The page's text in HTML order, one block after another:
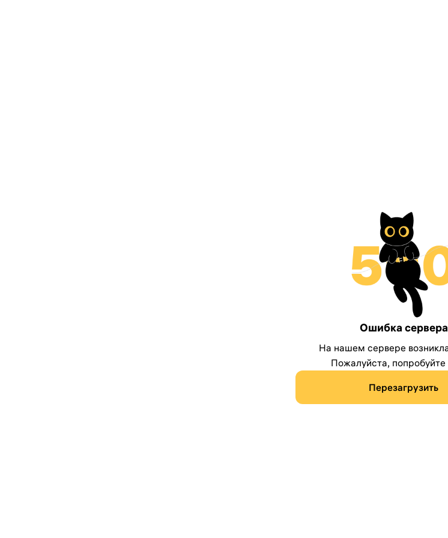
Ошибка сервера
На нашем сервере
Пожалуйста,
Перезагрузить